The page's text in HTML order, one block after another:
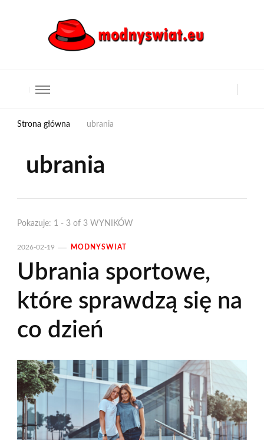
Strona główna ubrania
ubrania
Pokazuje: 1 - 3 of 3 WYNIKÓW
2026-02-19 MODNYSWIAT
Ubrania sportowe,
które sprawdzą się na
co dzień